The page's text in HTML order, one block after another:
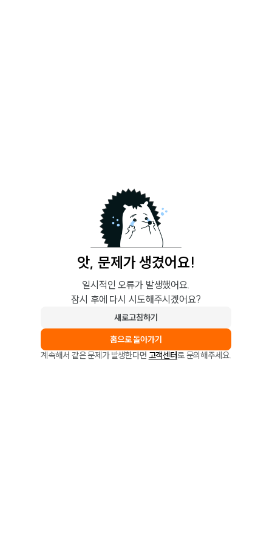
앗, 문제가 생겼어요!
일시적인 오류가 발생했어요.
잠시 후에 다시 시도해주시겠어요?
새로고침하기
홈으로 돌아가기
계속해서 같은 문제가 발생한다면 고객센터로 문의해주세요.